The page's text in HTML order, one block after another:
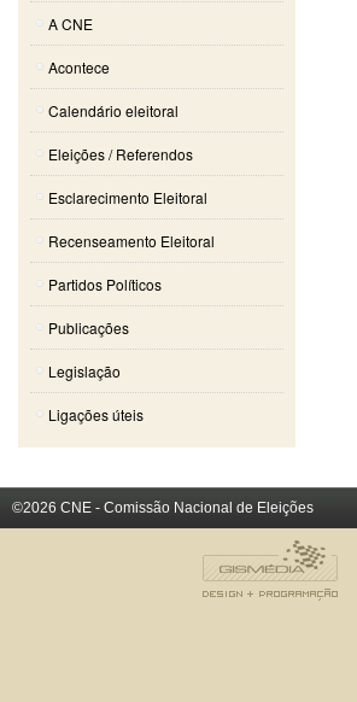
A CNE
Acontece
Calendário eleitoral
Eleições / Referendos
Esclarecimento Eleitoral
Recenseamento Eleitoral
Partidos Políticos
Publicações
Legislação
Ligações úteis
©2026 CNE - Comissão Nacional de Eleições